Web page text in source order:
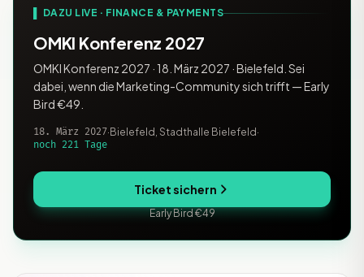
▌ DAZU LIVE · FINANCE & PAYMENTS
OMKI Konferenz 2027
OMKI Konferenz 2027 · 18. März 2027 · Bielefeld. Sei
dabei, wenn die Marketing-Community sich trifft — Early
Bird €49.
18. März 2027· Bielefeld, Stadthalle Bielefeld ·
noch 221 Tage
Ticket sichern
Early Bird €49